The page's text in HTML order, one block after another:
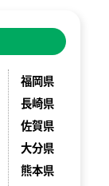
福岡県
長崎県
佐賀県
大分県
熊本県